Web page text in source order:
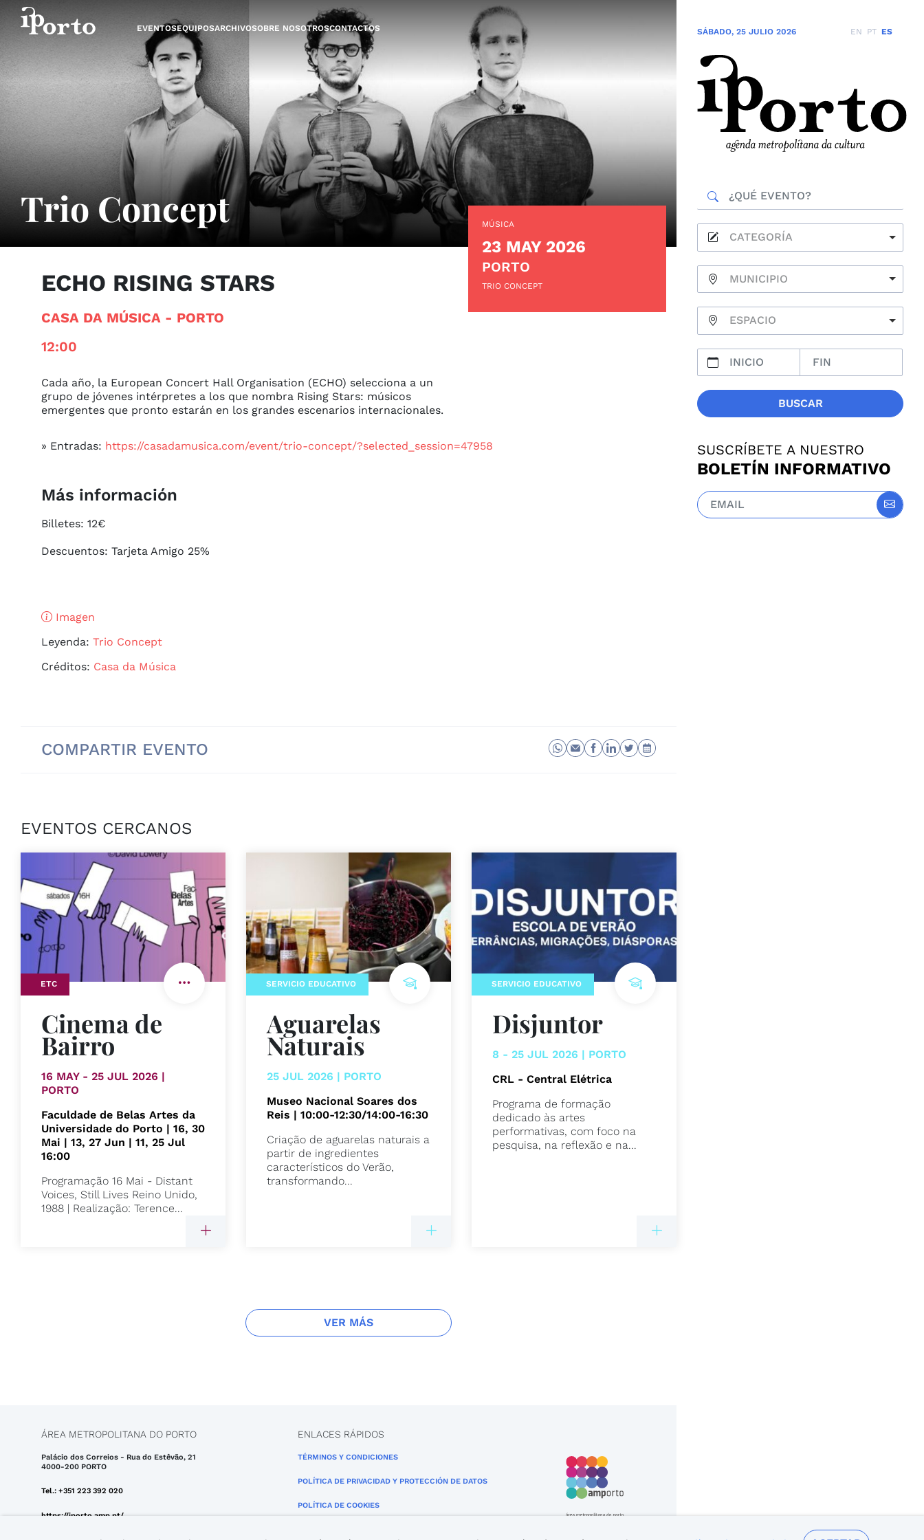
Saltar al contenido
EVENTOSEQUIPOSARCHIVOSOBRE NOSOTROSCONTACTOS
Trio Concept
ECHO RISING STARS
CASA DA MÚSICA - PORTO
12:00
MÚSICA
23 MAY 2026
PORTO
TRIO CONCEPT
Cada año, la European Concert Hall Organisation (ECHO) selecciona a un
grupo de jóvenes intérpretes a los que nombra Rising Stars: músicos
emergentes que pronto estarán en los grandes escenarios internacionales.
» Entradas: https://casadamusica.com/event/trio-concept/?selected_session=47958
Más información
Billetes: 12€
Descuentos: Tarjeta Amigo 25%
Imagen
Leyenda: Trio Concept
Créditos: Casa da Música
COMPARTIR EVENTO
EVENTOS CERCANOS
ETC
Cinema de
Bairro
16 MAY - 25 JUL 2026 |
PORTO
Faculdade de Belas Artes da
Universidade do Porto | 16, 30
Mai | 13, 27 Jun | 11, 25 Jul
16:00
Programação 16 Mai - Distant
Voices, Still Lives Reino Unido,
1988 | Realização: Terence...
SERVICIO EDUCATIVO
Aguarelas
Naturais
25 JUL 2026 | PORTO
Museo Nacional Soares dos
Reis | 10:00-12:30/14:00-16:30
Criação de aguarelas naturais a
partir de ingredientes
característicos do Verão,
transformando...
SERVICIO EDUCATIVO
Disjuntor
8 - 25 JUL 2026 | PORTO
CRL - Central Elétrica
Programa de formação
dedicado às artes
performativas, com foco na
pesquisa, na reflexão e na...
VER MÁS
ÁREA METROPOLITANA DO PORTO
Palácio dos Correios - Rua do Estêvão, 21
4000-200 PORTO
Tel.: +351 223 392 020
https://iporto.amp.pt/
ENLACES RÁPIDOS
TÉRMINOS Y CONDICIONES
POLÍTICA DE PRIVACIDAD Y PROTECCIÓN DE DATOS
POLÍTICA DE COOKIES
SÁBADO, 25 JULIO 2026 EN PT ES
CATEGORÍA
MUNICIPIO
ESPACIO
BUSCAR
SUSCRÍBETE A NUESTRO
BOLETÍN INFORMATIVO